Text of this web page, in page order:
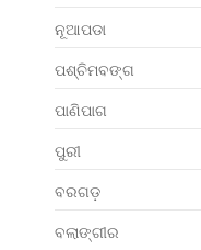
ନୂଆପଡା
ପଶ୍ଚିମବଙ୍ଗ
ପାଣିପାଗ
ପୁରୀ
ବରଗଡ଼
ବଲାଙ୍ଗୀର